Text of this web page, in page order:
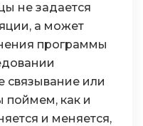
не задается
а может
программы
связывание или
поймем, как и
и меняется,